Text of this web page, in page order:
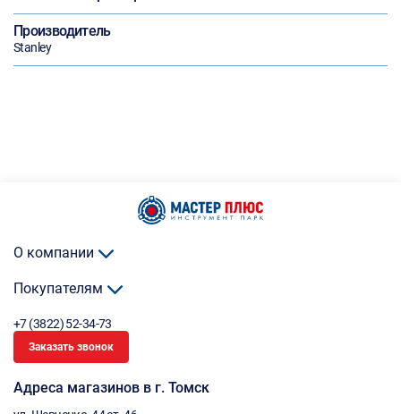
Производитель
Stanley
О компании
Покупателям
+7 (3822) 52-34-73
Заказать звонок
Адреса магазинов в г. Томск